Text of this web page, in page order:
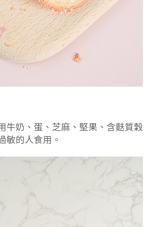
牛奶、蛋、芝麻、堅果、含麩質穀
敏的人食用。